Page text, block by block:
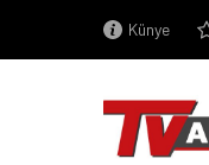
Künye